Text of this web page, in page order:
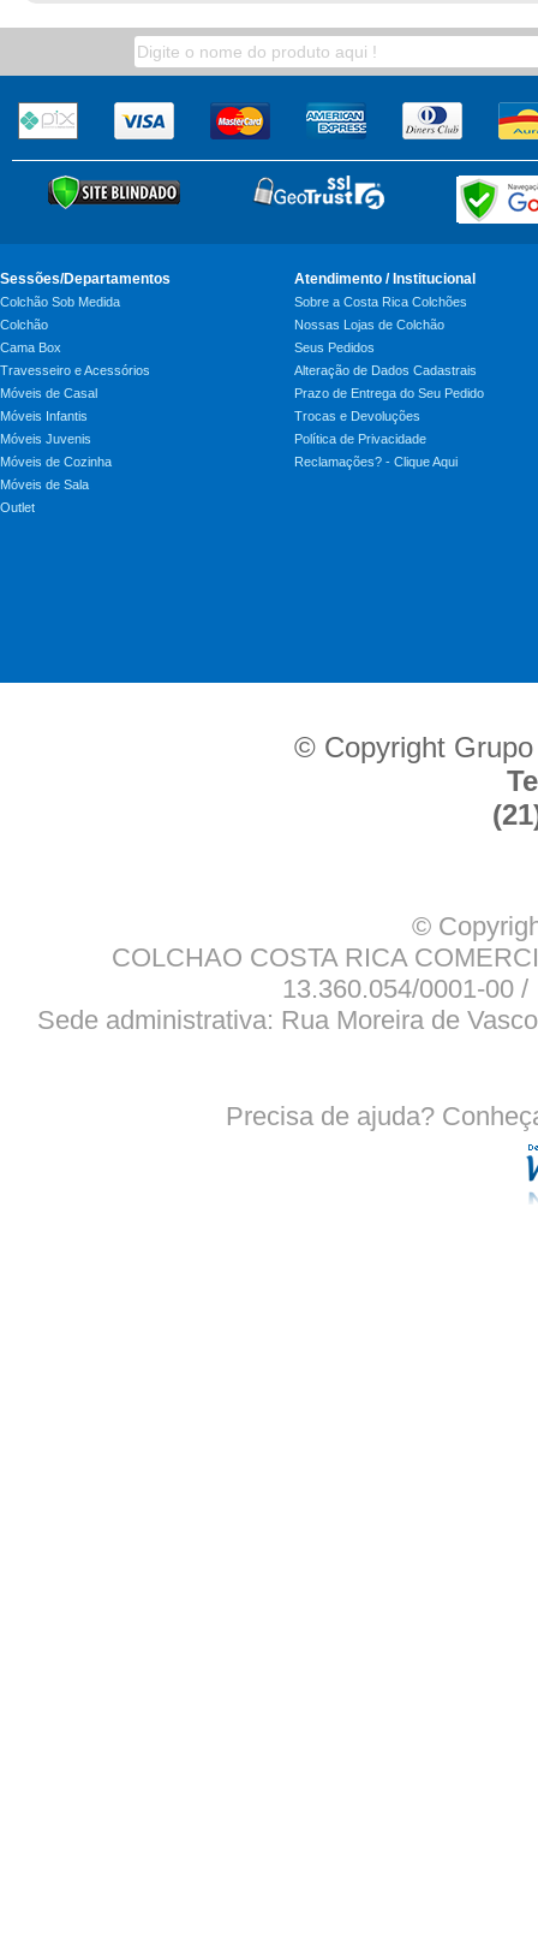
Sessões/Departamentos
Colchão Sob Medida
Colchão
Cama Box
Travesseiro e Acessórios
Móveis de Casal
Móveis Infantis
Móveis Juvenis
Móveis de Cozinha
Móveis de Sala
Outlet
Atendimento / Institucional
Sobre a Costa Rica Colchões
Nossas Lojas de Colchão
Seus Pedidos
Alteração de Dados Cadastrais
Prazo de Entrega do Seu Pedido
Trocas e Devoluções
Política de Privacidade
Reclamações? - Clique Aqui
© Copyright
©
COLCHAO COSTA RICA
13.360.054/0001-00
Sede administrativa: Rua Moreira de
Precisa de ajuda?